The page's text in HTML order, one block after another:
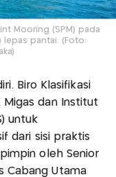
Mooring (SPM) pada
pantai. (Foto:
Biro Klasifikasi
Migas dan Institut
untuk
dari sisi praktis
oleh Senior
Cabang Utama